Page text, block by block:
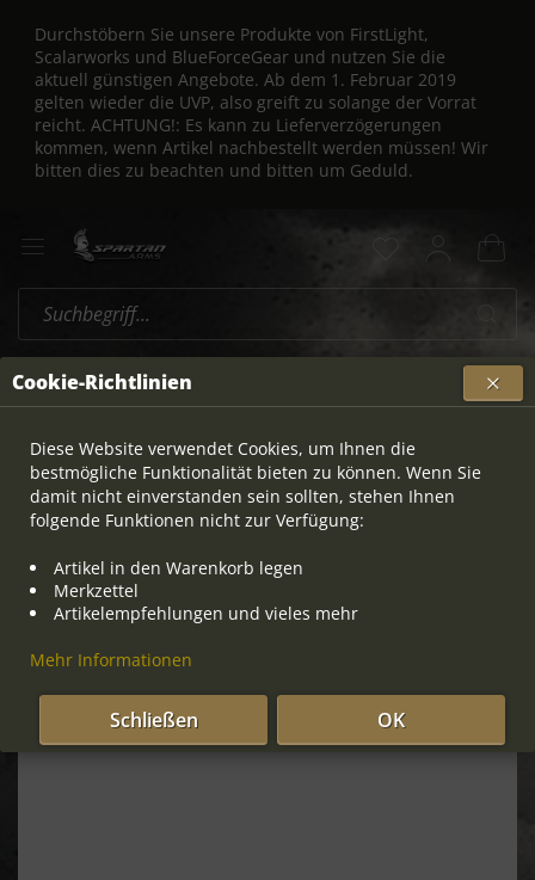
Durchstöbern Sie unsere Produkte von FirstLight,
Scalarworks und BlueForceGear und nutzen Sie die
aktuell günstigen Angebote. Ab dem 1. Februar 2019
gelten wieder die UVP, also greift zu solange der Vorrat
reicht. ACHTUNG!: Es kann zu Lieferverzögerungen
kommen, wenn Artikel nachbestellt werden müssen! Wir
bitten dies zu beachten und bitten um Geduld.
Cookie-Richtlinien
Diese Website verwendet Cookies, um Ihnen die
bestmögliche Funktionalität bieten zu können. Wenn Sie
damit nicht einverstanden sein sollten, stehen Ihnen
folgende Funktionen nicht zur Verfügung:
Artikel in den Warenkorb legen
Merkzettel
Artikelempfehlungen und vieles mehr
Mehr Informationen
OK
Schließen